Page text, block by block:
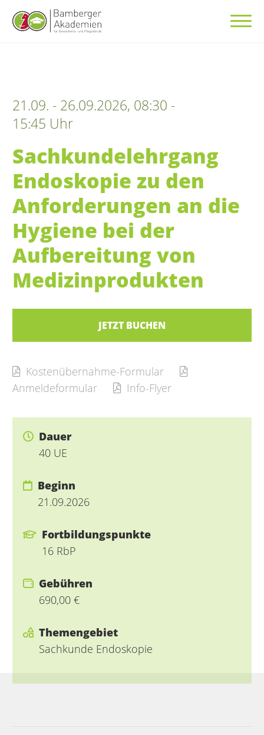
21.09. - 26.09.2026, 08:30 -
15:45 Uhr
Sachkundelehrgang
Endoskopie zu den
Anforderungen an die
Hygiene bei der
Aufbereitung von
Medizinprodukten
JETZT BUCHEN
Kostenübernahme-Formular
Anmeldeformular
Info-Flyer
Dauer
40 UE
Beginn
21.09.2026
Fortbildungspunkte
16 RbP
Gebühren
690,00 €
Themengebiet
Sachkunde Endoskopie